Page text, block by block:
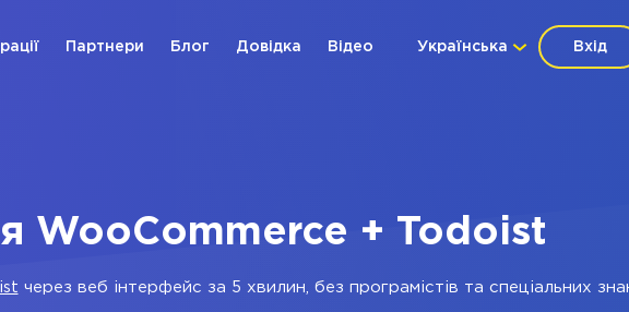
Вхід
Українська
Партнери Блог Довідка Відео
WooCommerce + Todoist
через веб інтерфейс за 5 хвилин, без програмістів та спеціальних